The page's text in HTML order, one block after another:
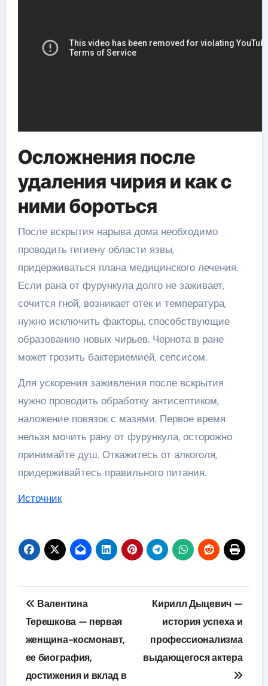
Осложнения после
удаления чирия и как с
ними бороться
После вскрытия нарыва дома необходимо
проводить гигиену области язвы,
придерживаться плана медицинского лечения.
Если рана от фурункула долго не заживает,
сочится гной, возникает отек и температура,
нужно исключить факторы, способствующие
образованию новых чирьев. Чернота в ране
может грозить бактериемией, сепсисом.
Для ускорения заживления после вскрытия
нужно проводить обработку антисептиком,
наложение повязок с мазями. Первое время
нельзя мочить рану от фурункула, осторожно
принимайте душ. Откажитесь от алкоголя,
придерживайтесь правильного питания.
Источник
Навигация
по
записям
Валентина
Терешкова — первая
женщина-космонавт,
ее биография,
достижения и вклад в
Кирилл Дыцевич —
история успеха и
профессионализма
выдающегося актера